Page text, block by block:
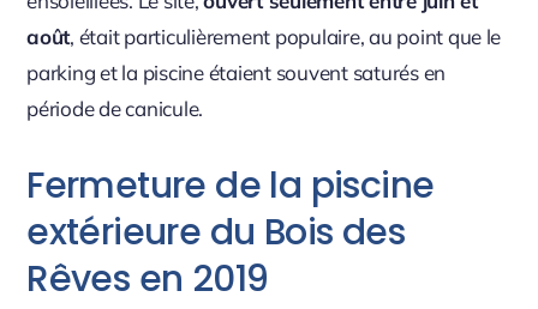
août, était particulièrement populaire, au point que le
parking et la piscine étaient souvent saturés en
période de canicule.
Fermeture de la piscine
extérieure du Bois des
Rêves en 2019